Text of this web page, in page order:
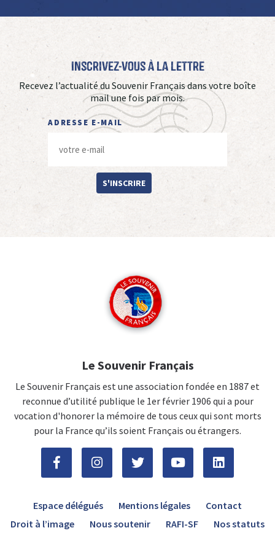
Inscrivez-vous à La Lettre
Recevez l’actualité du Souvenir Français dans votre boîte
mail une fois par mois.
ADRESSE E-MAIL
S'INSCRIRE
Le Souvenir Français
Le Souvenir Français est une association fondée en 1887 et
reconnue d’utilité publique le 1er février 1906 qui a pour
vocation d'honorer la mémoire de tous ceux qui sont morts
pour la France qu’ils soient Français ou étrangers.
Espace délégués Mentions légales
Contact
Droit à l’image
Nous soutenir RAFI-SF Nos statuts